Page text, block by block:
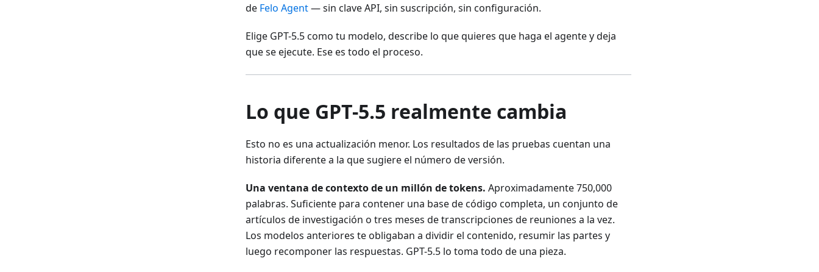
de Felo Agent— sin clave API, sin suscripción, sin configuración.
Elige GPT-5.5 como tu modelo, describe lo que quieres que haga el agente y deja
que se ejecute. Ese es todo el proceso.
Lo que GPT-5.5 realmente cambia
Esto no es una actualización menor. Los resultados de las pruebas cuentan una
historia diferente a la que sugiere el número de versión.
Una ventana de contexto de un millón de tokens. Aproximadamente 750,000
palabras. Suficiente para contener una base de código completa, un conjunto de
artículos de investigación o tres meses de transcripciones de reuniones a la vez.
Los modelos anteriores te obligaban a dividir el contenido, resumir las partes y
luego recomponer las respuestas. GPT-5.5 lo toma todo de una pieza.